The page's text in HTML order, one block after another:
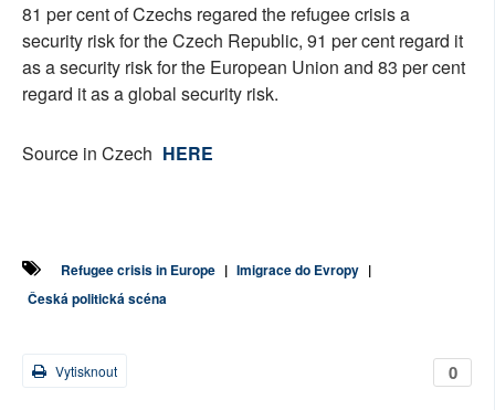
81 per cent of Czechs regared the refugee crisis a
security risk for the Czech Republic, 91 per cent regard it
as a security risk for the European Union and 83 per cent
regard it as a global security risk.
Source in Czech HERE
Refugee crisis in Europe | Imigrace do Evropy |
Česká politická scéna
0
Vytisknout